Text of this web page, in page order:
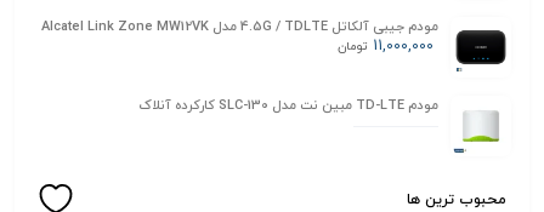
مودم جیبی آلکاتل 4.5G / TDLTE مدل Alcatel Link Zone MW12VK
11,000,000 تومان
مودم TD-LTE مبین نت مدل SLC-130 کارکرده آنلاک
محبوب ترین ها